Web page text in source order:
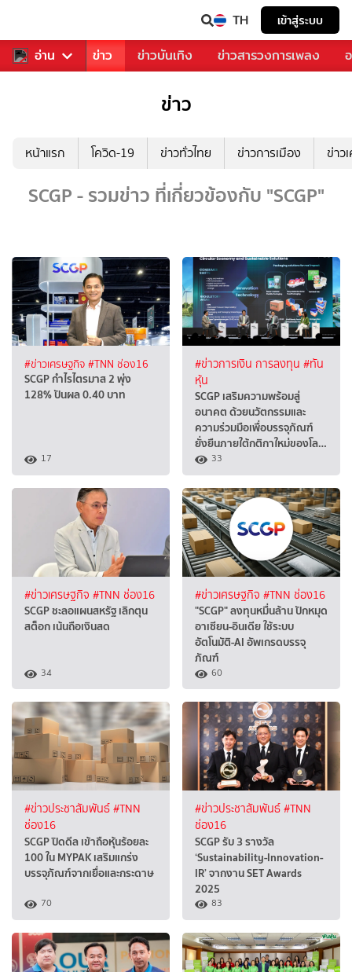
TH เข้าสู่ระบบ
อ่าน
คุณ กีฬา ข่าว ข่าวบันเทิง ข่าวสารวงการเพลง
ข่าว
หน้าแรก โควิด-19 ข่าวทั่วไทย ข่าวการเมือง ข่าว
SCGP - รวมข่าว ที่เกี่ยวข้องกับ "SCGP"
#ข่าวเศรษฐกิจ #TNN ช่อง16
SCGP กำไรไตรมาส 2 พุ่ง
128% ปันผล 0.40 บาท
17
#ข่าวการเงิน การลงทุน #ทัน
หุ้น
SCGP เสริมความพร้อมสู่
อนาคต ด้วยนวัตกรรมและ
ความร่วมมือเพื่อบรรจุภัณฑ์
ยั่งยืนภายใต้กติกาใหม่ของโล…
33
#ข่าวเศรษฐกิจ #TNN ช่อง16
SCGP ชะลอแผนสหรัฐ เลิกตุน
สต็อก เน้นถือเงินสด
34
#ข่าวเศรษฐกิจ #TNN ช่อง16
"SCGP" ลงทุนหมื่นล้าน ปักหมุด
อาเซียน-อินเดีย ใช้ระบบ
อัตโนมัติ-AI อัพเกรดบรรจุ
ภัณฑ์
60
#ข่าวประชาสัมพันธ์#TNN
ช่อง16
SCGP ปิดดีล เข้าถือหุ้นร้อยละ
100 ใน MYPAK เสริมแกร่ง
บรรจุภัณฑ์จากเยื่อและกระดาษ
70
#ข่าวประชาสัมพันธ์#TNN
ช่อง16
SCGP รับ 3 รางวัล
‘Sustainability-Innovation-
IR’ จากงาน SET Awards
2025
83